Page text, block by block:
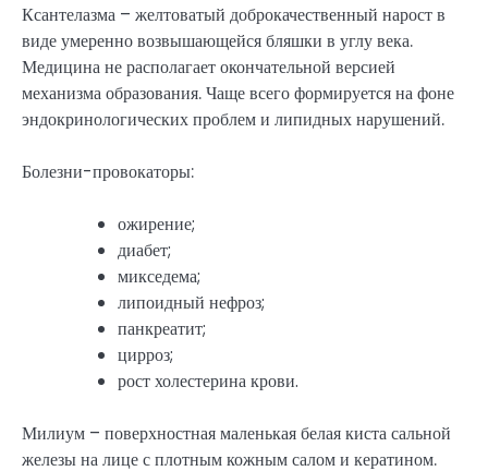
Ксантелазма – желтоватый доброкачественный нарост в
виде умеренно возвышающейся бляшки в углу века.
Медицина не располагает окончательной версией
механизма образования. Чаще всего формируется на фоне
эндокринологических проблем и липидных нарушений.
Болезни-провокаторы:
ожирение;
диабет;
микседема;
липоидный нефроз;
панкреатит;
цирроз;
рост холестерина крови.
Милиум – поверхностная маленькая белая киста сальной
железы на лице с плотным кожным салом и кератином.